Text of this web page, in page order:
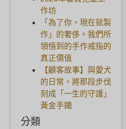
作坊
「為了你，現在就製
作」的奢侈。我們所
領悟到的手作戒指的
真正價值
【顧客故事】與愛犬
的日常。將那段步伐
刻成「一生的守護」
黃金手鐲
分類